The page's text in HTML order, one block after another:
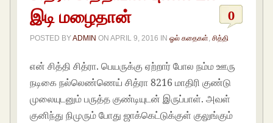
இடி மழைதான்
0
POSTED BYADMIN ONAPRIL 9, 2016 INஓல் கதைகள் ,சித்தி
என் சித்தி சித்ரா. பெயருக்கு ஏற்றார் போல நம்ம ஊரு
நடிகை நல்லெண்ணெய் சித்ரா 8216 மாதிரி குண்டு
முலையுடனும் பருத்த குண்டியுடன் இருப்பாள். அவள்
குனிந்து நிமுரும் போது ஜாக்கெட்டுக்குள் குலுங்கும்